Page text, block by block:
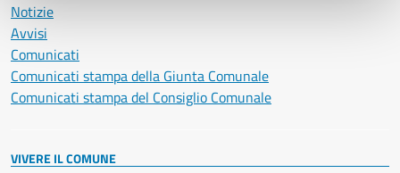
Notizie
Avvisi
Comunicati
Comunicati stampa della Giunta Comunale
Comunicati stampa del Consiglio Comunale
VIVERE IL COMUNE